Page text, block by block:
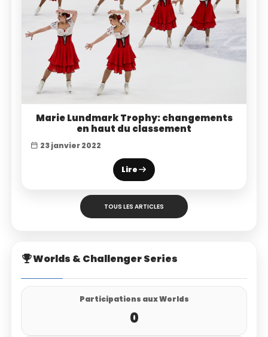
Marie Lundmark Trophy: changements
en haut du classement
23 janvier 2022
Lire
TOUS LES ARTICLES
Worlds & Challenger Series
Participations aux Worlds
0